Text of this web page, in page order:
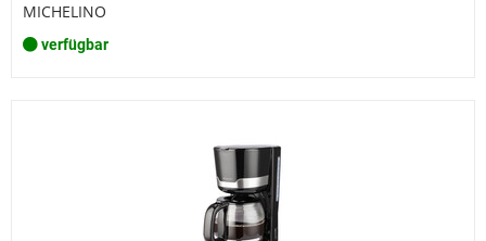
MICHELINO
verfügbar